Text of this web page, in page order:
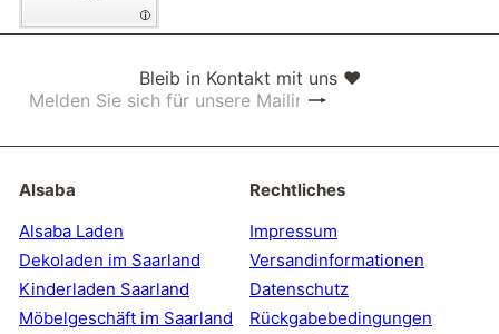
Bleib in Kontakt mit uns ❤
Abonnieren
Melden
unsere
Mailingliste
an
Alsaba
Alsaba Laden
Dekoladen im Saarland
Kinderladen Saarland
Möbelgeschäft im Saarland
Rechtliches
Impressum
Versandinformationen
Datenschutz
Rückgabebedingungen